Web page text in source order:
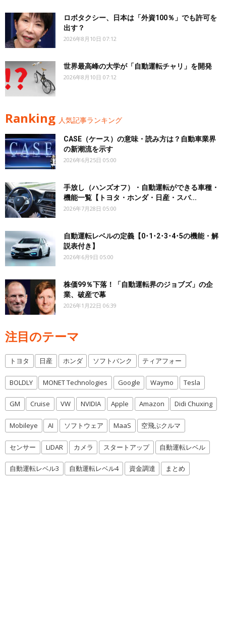
ロボタクシー、日本は「外資100％」でも許可を
出す？
2026年8月10日 07:12
世界最高峰の大学が「自動運転チャリ」を開発
2026年8月10日 07:12
Ranking 人気記事ランキング
CASE（ケース）の意味・読み方は？自動車業界
の新潮流を示す
2026年6月25日 05:00
手放し（ハンズオフ）・自動運転ができる車種・
機能一覧【トヨタ・ホンダ・日産・スバ...
2026年7月28日 05:00
自動運転レベルの定義【0･1･2･3･4･5の機能・解
説表付き】
2026年6月9日 05:00
株価99％下落！「自動運転界のジョブズ」の企
業、破産で幕
2026年1月22日 06:39
注目のテーマ
トヨタ 日産 ホンダ ソフトバンク ティアフォー
BOLDLY MONET Technologies Google Waymo Tesla
GM Cruise VW NVIDIA Apple Amazon Didi Chuxing
Mobileye AI ソフトウェア MaaS 空飛ぶクルマ
センサー LiDAR カメラ スタートアップ 自動運転レベル
自動運転レベル3 自動運転レベル4 資金調達 まとめ